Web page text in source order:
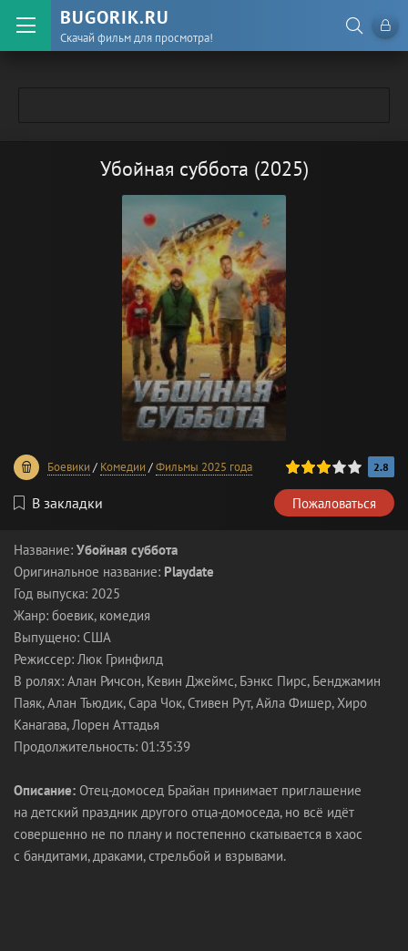
BUGORIK.RU
Скачай фильм для просмотра!
Убойная суббота (2025)
Боевики / Комедии /Фильмы 2025 года
60 1 2 3 4 2.8
В закладки Пожаловаться
Название: Убойная суббота
Оригинальное название: Playdate
Год выпуска: 2025
Жанр: боевик, комедия
Выпущено: США
Режиссер: Люк Гринфилд
В ролях: Алан Ричсон, Кевин Джеймс, Бэнкс Пирс, Бенджамин
Паяк, Алан Тьюдик, Сара Чок, Стивен Рут, Айла Фишер, Хиро
Канагава, Лорен Аттадья
Продолжительность: 01:35:39
Описание: Отец-домосед Брайан принимает приглашение
на детский праздник другого отца-домоседа, но всё идёт
совершенно не по плану и постепенно скатывается в хаос
с бандитами, драками, стрельбой и взрывами.